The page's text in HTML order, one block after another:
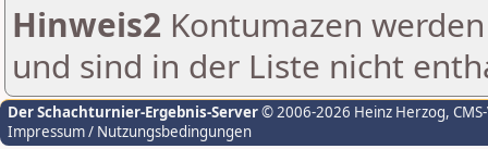
Hinweis2 Kontumazen
und sind in der Liste nicht
Der Schachturnier-Ergebnis-Server© 2006-2026 Heinz Herzog,
Impressum / Nutzungsbedingungen